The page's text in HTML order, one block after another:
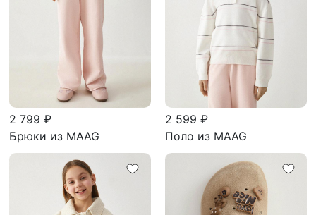
2 799 ₽
Брюки из MAAG
2 599 ₽
Поло из MAAG